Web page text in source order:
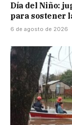
Día del Niño:
para sostener
6 de agosto de 2026